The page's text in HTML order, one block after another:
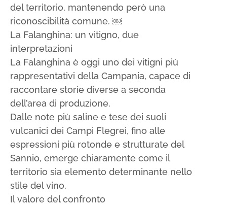
del territorio, mantenendo però una
riconoscibilità comune. ￼
La Falanghina: un vitigno, due
interpretazioni
La Falanghina è oggi uno dei vitigni più
rappresentativi della Campania, capace di
raccontare storie diverse a seconda
dell’area di produzione.
Dalle note più saline e tese dei suoli
vulcanici dei Campi Flegrei, fino alle
espressioni più rotonde e strutturate del
Sannio, emerge chiaramente come il
territorio sia elemento determinante nello
stile del vino.
Il valore del confronto